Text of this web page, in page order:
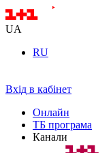
UA
RU
Вхід в кабінет
Онлайн
ТБ програма
Канали